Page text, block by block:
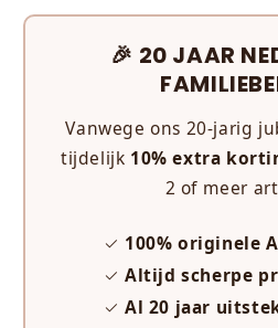
🎉 20 JAAR
Vanwege ons 20-jarig
tijdelijk 10% extra
2 of meer
✓ 100% originele
✓Altijd scherpe
✓Al 20 jaar